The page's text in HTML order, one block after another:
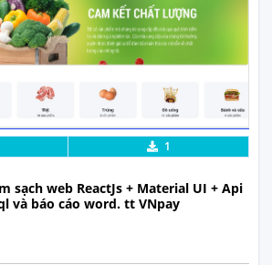
Xem Thực Tế
1
sạch web ReactJs + Material UI + Api
và báo cáo word. tt VNpay